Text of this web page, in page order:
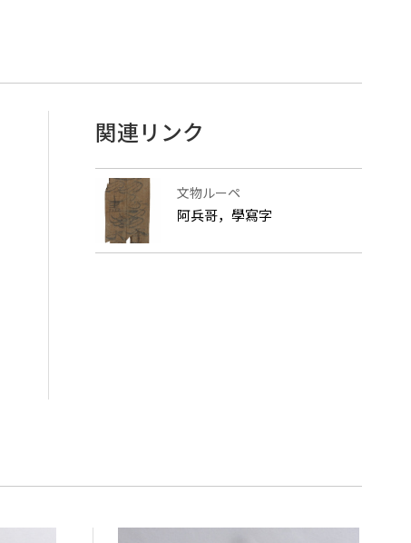
関連リンク
文物ルーペ
阿兵哥，學寫字